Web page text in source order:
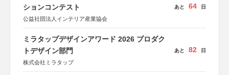
ションコンテスト
公益社団法人インテリア産業協会
あと 64 日
ミラタップデザインアワード 2026 プロダク
トデザイン部門
株式会社ミラタップ
あと 82 日